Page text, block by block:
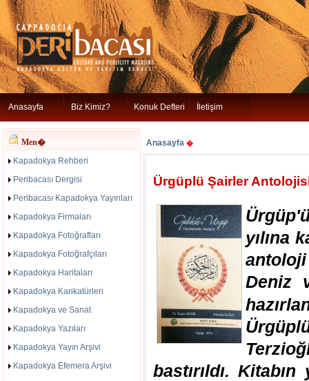
Anasayfa Biz Kimiz? Konuk Defteri İletişim
Men�
Kapadokya Rehberi
Peribacası Dergisi
Peribacası Kapadokya Yayınları
Kapadokya Firmaları
Kapadokya Fotoğrafları
Kapadokya Fotoğrafçıları
Kapadokya Haritaları
Kapadokya Karikatürleri
Kapadokya ve Sanat
Kapadokya Yazıları
Kapadokya Yayın Arşivi
Kapadokya Efemera Arşivi
Anasayfa �
Ürgüplü Şairler
yılına
Deniz
bastırıldı.